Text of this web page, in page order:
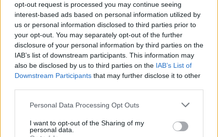
opt-out request is processed you may continue seeing
interest-based ads based on personal information utilized by
us or personal information disclosed to third parties prior to
your opt-out. You may separately opt-out of the further
disclosure of your personal information by third parties on the
IAB’s list of downstream participants. This information may
also be disclosed by us to third parties on the IAB’s List of
Downstream Participants that may further disclose it to other
Please note that this website/app uses one or more Google
not limited to your visit or usage behaviour. You may click to
grant or deny consent to Google and its third-party tags to
Personal Data Processing Opt Outs
I want to opt-out of the Sharing of my
personal data.
A szerdai matinét követő sajtótájékoztatón a
gátlástalan gyilkost alakító Bryce Pinkham az
egész társulat nevében "tiszteletbeli halotti
bizonyítvánnyal" lepte meg kollégáját. A
dokumentumon Mays családi állapotát és
korát "változóként" tüntették fel, halál
okaként pedig Pinkham neve szerepel.
A Gentleman's Guide című musicalt tavaly
Lutvak zenéjével és a két alkotó jegyezte